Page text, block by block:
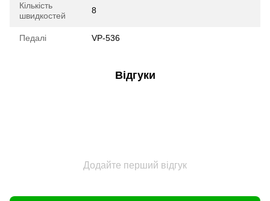
Кількість
швидкостей
8
Педалі VP-536
Відгуки
Додайте перший відгук